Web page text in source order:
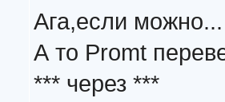
Ага,если можно...
А то Promt
*** через ***